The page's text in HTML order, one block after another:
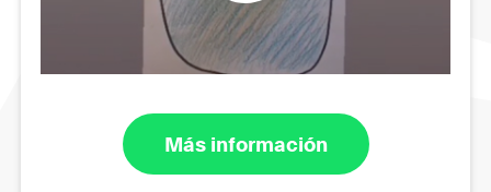
Más información